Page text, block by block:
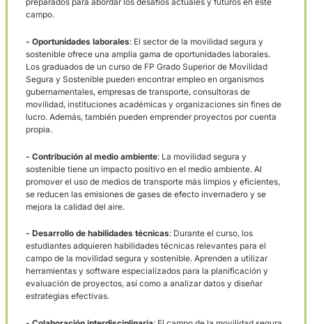
asignaturas proporcionan a los estudiantes una base sólida
teórica como práctica para desarrollar su carrera en el campo
movilidad segura y sostenible.
Beneficios
abrir puertas a emocionantes oportunidades laborales.
- Formación especializada: A través de este programa de
estudios, los estudiantes adquieren los conocimientos y
políticas y proyectos de movilidad segura y sostenible.
planificación de infraestructuras hasta la promoción de
transporte más limpios y eficientes, los graduados estarán
preparados para abordar los desafíos actuales y futuros en
campo.